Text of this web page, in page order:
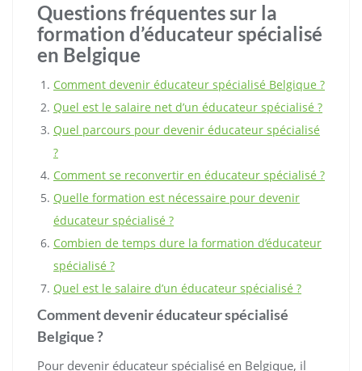
Questions fréquentes sur la
formation d’éducateur spécialisé
en Belgique
Comment devenir éducateur spécialisé Belgique ?
Quel est le salaire net d’un éducateur spécialisé ?
Quel parcours pour devenir éducateur spécialisé
?
Comment se reconvertir en éducateur spécialisé ?
Quelle formation est nécessaire pour devenir
éducateur spécialisé ?
Combien de temps dure la formation d’éducateur
spécialisé ?
Quel est le salaire d’un éducateur spécialisé ?
Comment devenir éducateur spécialisé
Belgique ?
Pour devenir éducateur spécialisé en Belgique, il